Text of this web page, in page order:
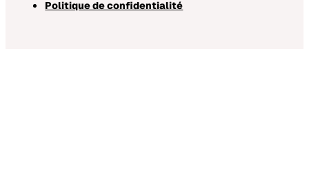
Politique de confidentialité